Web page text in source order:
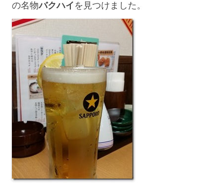
の名物バクハイ を見つけました。